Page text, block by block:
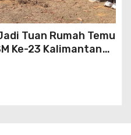
Tuan Rumah Temu
Ke-23 Kalimantan